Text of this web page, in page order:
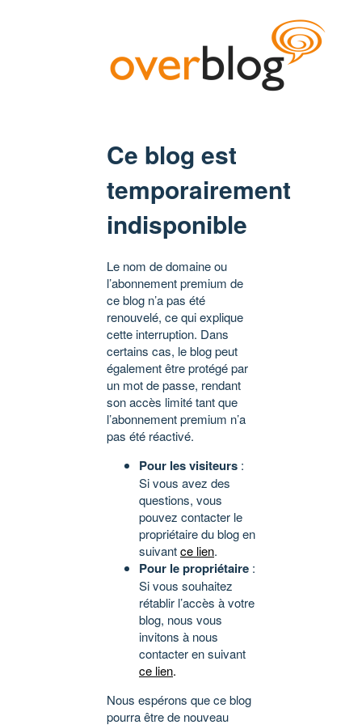
Ce blog est
temporairement
indisponible
Le nom de domaine ou
l’abonnement premium de
ce blog n’a pas été
renouvelé, ce qui explique
cette interruption. Dans
certains cas, le blog peut
également être protégé par
un mot de passe, rendant
son accès limité tant que
l’abonnement premium n’a
pas été réactivé.
Pour les visiteurs :
Si vous avez des
questions, vous
pouvez contacter le
propriétaire du blog en
suivantce lien.
Pour le propriétaire :
Si vous souhaitez
rétablir l’accès à votre
blog, nous vous
invitons à nous
contacter en suivant
ce lien.
Nous espérons que ce blog
pourra être de nouveau